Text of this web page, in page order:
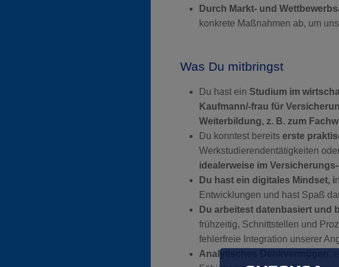
Durch Markt- und
konkrete Maßnahmen ab, um
Was Du mitbringst
Du hast ein Studium im
Kaufmann/-frau für
Weiterbildung, z. B. zum
Du konntest bereits erste
Werkstudierendentätigkeiten
idealerweise im
Du hast ein digitales Mindset, i
Entwicklungen und hast Spaß
Du arbeitest datenbasiert und
frühzeitig, Schnittstellen und
fehlerfreie Integration unserer
Analytisches Denkvermögen
,